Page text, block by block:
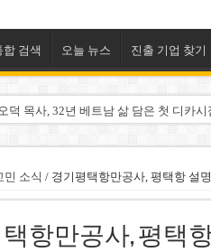
합 검색 오늘 뉴스 진출 기업 찾기
덕 목사, 32년 베트남 삶 담은 첫 디카시
대표 “올해 이익 목표 9조2천억동,
인판티노 회장, 유럽 축구계·북미 정
화원 쪽방 휴게실 논란…허리도 못 펴
민 소식 / 경기평택항만공사, 평택항 설
항만공사, 평택